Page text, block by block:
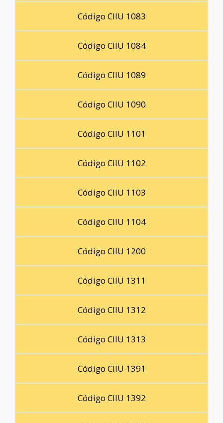
Código CIIU 1083
Código CIIU 1084
Código CIIU 1089
Código CIIU 1090
Código CIIU 1101
Código CIIU 1102
Código CIIU 1103
Código CIIU 1104
Código CIIU 1200
Código CIIU 1311
Código CIIU 1312
Código CIIU 1313
Código CIIU 1391
Código CIIU 1392